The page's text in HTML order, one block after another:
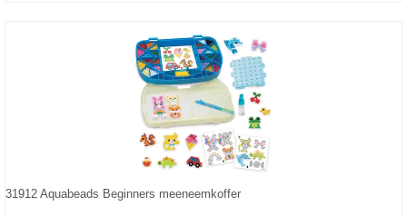
31912 Aquabeads Beginners meeneemkoffer